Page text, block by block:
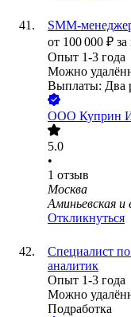
SMM-
от 100 000 ₽ за
Опыт 1-3 года
Можно
Выплаты: Два
ООО Куприн
5.0
•
1 отзыв
Москва
Аминьевская и
Откликнуться
Специалист
аналитик
Опыт 1-3 года
Можно
Подработка